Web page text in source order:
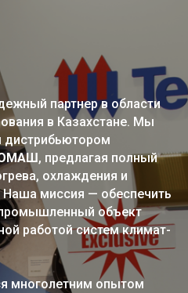
партнер в области
в Казахстане. Мы
, предлагая полный
охлаждения и
миссия — обеспечить
объект
работой систем климат-
многолетним опытом